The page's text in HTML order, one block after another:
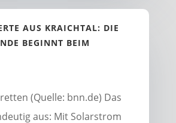
AUS KRAICHTAL: DIE
BEGINNT BEIM
(Quelle: bnn.de) Das
aus: Mit Solarstrom